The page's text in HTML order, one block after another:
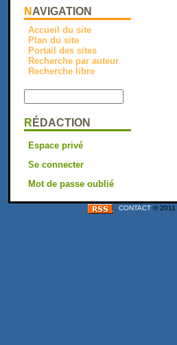
NAVIGATION
Accueil du site
Plan du site
Portail des sites
Recherche par auteur
Recherche libre
RÉDACTION
Espace privé
Se connecter
Mot de passe oublié
. CONTACT© 2011